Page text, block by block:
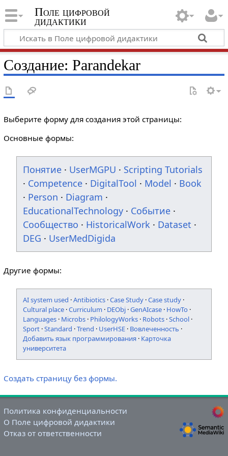
Поле цифровой
дидактики
Создание: Parandekar
Выберите форму для создания этой страницы:
Основные формы:
Понятие · UserMGPU · Scripting Tutorials
· Competence · DigitalTool · Model · Book
· Person · Diagram ·
EducationalTechnology · Событие ·
Сообщество · HistoricalWork · Dataset ·
DEG · UserMedDigida
Другие формы:
AI system used ·Antibiotics ·Case Study ·Case study ·
Cultural place ·Curriculum · DEObj ·GenAIcase · HowTo ·
Languages · Microbs · PhilologyWorks · Robots ·School ·
Sport ·Standard ·Trend · UserHSE · Вовлеченность ·
Добавить язык программирования · Карточка
университета
Создать страницу без формы.
Политика конфиденциальности
О Поле цифровой дидактики
Отказ от ответственности